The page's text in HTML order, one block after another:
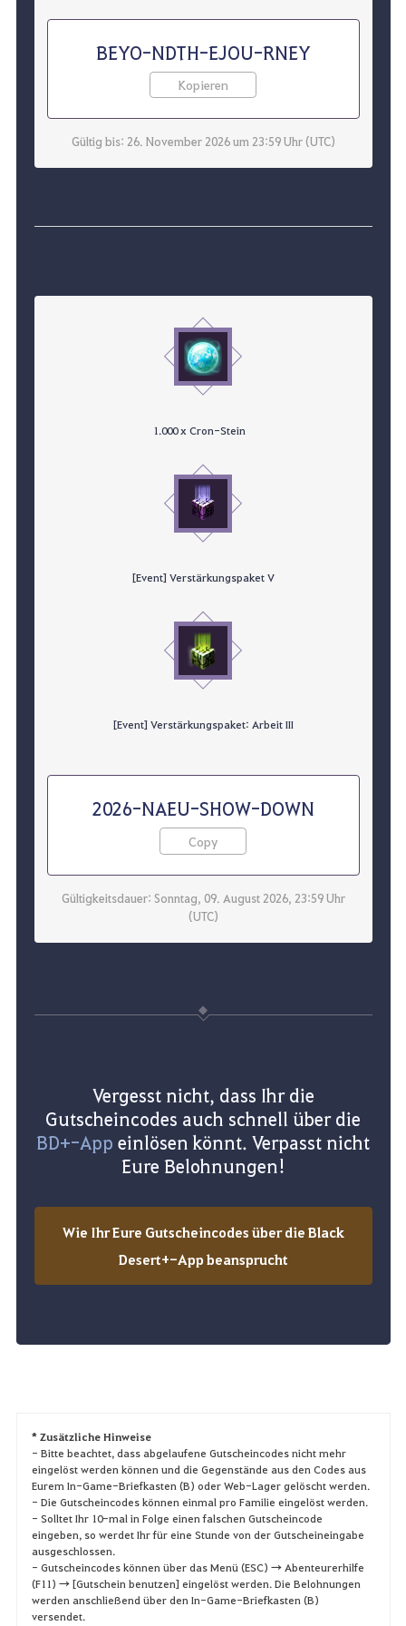
BEYO-NDTH-EJOU-RNEY
Kopieren
Gültig bis: 26. November 2026 um 23:59 Uhr (UTC)
1.000 x Cron-Stein
[Event] Verstärkungspaket V
[Event] Verstärkungspaket: Arbeit III
2026-NAEU-SHOW-DOWN
Copy
Gültigkeitsdauer: Sonntag, 09. August 2026, 23:59 Uhr
(UTC)
Vergesst nicht, dass Ihr die
Gutscheincodes auch schnell über die
BD+-App einlösen könnt. Verpasst nicht
Eure Belohnungen!
Wie Ihr Eure Gutscheincodes über die Black
Desert+-App beansprucht
* Zusätzliche Hinweise
- Bitte beachtet, dass abgelaufene Gutscheincodes nicht mehr
eingelöst werden können und die Gegenstände aus den Codes aus
Eurem In-Game-Briefkasten (B) oder Web-Lager gelöscht werden.
- Die Gutscheincodes können einmal pro Familie eingelöst werden.
- Solltet Ihr 10-mal in Folge einen falschen Gutscheincode
eingeben, so werdet Ihr für eine Stunde von der Gutscheineingabe
ausgeschlossen.
- Gutscheincodes können über das Menü (ESC) → Abenteurerhilfe
(F11) → [Gutschein benutzen] eingelöst werden. Die Belohnungen
werden anschließend über den In-Game-Briefkasten (B)
versendet.